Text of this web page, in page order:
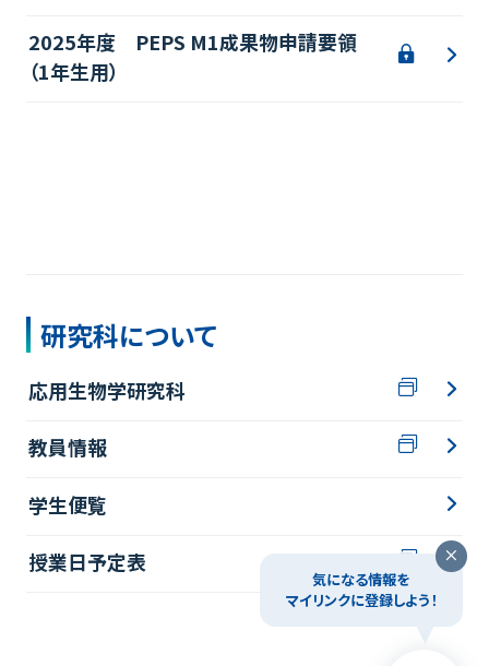
2025年度 PEPS M1成果物申請要領
（1年生用）
研究科について
応用生物学研究科
教員情報
学生便覧
授業日予定表
気になる情報を
マイリンクに登録しよう！